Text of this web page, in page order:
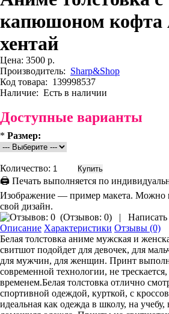
капюшоном кофта
хентай
Цена: 3500 р.
Производитель: Sharp&Shop
Код товара: 139998537
Наличие: Есть в наличии
Доступные варианты
* Размер:
Количество:
🖨 Печать выполняется по
Изображение — пример макета. Можно
свой дизайн.
(Отзывов: 0) |
Написать
Описание Характеристики Отзывы (0)
Белая толстовка аниме мужская и
свитшот подойдет для девочек, для
для мужчин, для женщин. Принт
современной технологии, не
временем.Белая толстовка отлично
спортивной одеждой, курткой, с
идеальная как одежда в школу, на